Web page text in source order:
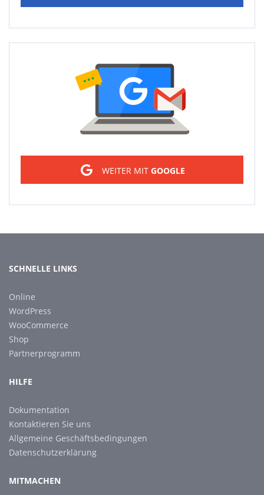
WEITER MIT GOOGLE
SCHNELLE LINKS
Online
WordPress
WooCommerce
Shop
Partnerprogramm
HILFE
Dokumentation
Kontaktieren Sie uns
Allgemeine Geschäftsbedingungen
Datenschutzerklärung
MITMACHEN